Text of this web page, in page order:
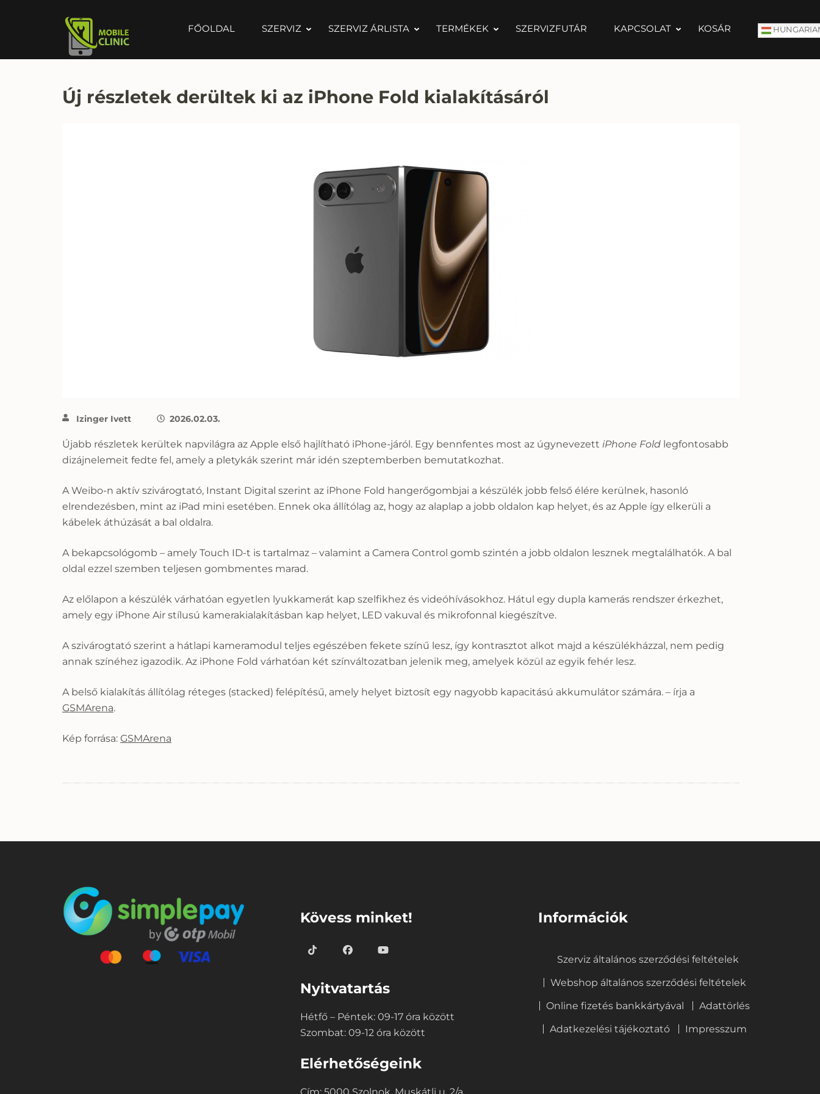
FŐOLDAL SZERVIZ SZERVIZ ÁRLISTA TERMÉKEK SZERVIZFUTÁR KAPCSOLAT KOSÁR
Új részletek derültek ki az iPhone Fold kialakításáról
Izinger Ivett 2026.02.03.
Újabb részletek kerültek napvilágra az Apple első hajlítható iPhone-járól. Egy bennfentes most az úgynevezett iPhone Fold legfontosabb
dizájnelemeit fedte fel, amely a pletykák szerint már idén szeptemberben bemutatkozhat.
A Weibo-n aktív szivárogtató, Instant Digital szerint az iPhone Fold hangerőgombjai a készülék jobb felső élére kerülnek, hasonló
elrendezésben, mint az iPad mini esetében. Ennek oka állítólag az, hogy az alaplap a jobb oldalon kap helyet, és az Apple így elkerüli a
kábelek áthúzását a bal oldalra.
A bekapcsológomb – amely Touch ID-t is tartalmaz – valamint a Camera Control gomb szintén a jobb oldalon lesznek megtalálhatók. A bal
oldal ezzel szemben teljesen gombmentes marad.
Az előlapon a készülék várhatóan egyetlen lyukkamerát kap szelfikhez és videóhívásokhoz. Hátul egy dupla kamerás rendszer érkezhet,
amely egy iPhone Air stílusú kamerakialakításban kap helyet, LED vakuval és mikrofonnal kiegészítve.
A szivárogtató szerint a hátlapi kameramodul teljes egészében fekete színű lesz, így kontrasztot alkot majd a készülékházzal, nem pedig
annak színéhez igazodik. Az iPhone Fold várhatóan két színváltozatban jelenik meg, amelyek közül az egyik fehér lesz.
A belső kialakítás állítólag réteges (stacked) felépítésű, amely helyet biztosít egy nagyobb kapacitású akkumulátor számára. – írja a
GSMArena.
Kép forrása: GSMArena
Kövess minket!
Nyitvatartás
Hétfő – Péntek: 09-17 óra között
Szombat: 09-12 óra között
Elérhetőségeink
Információk
Szerviz általános szerződési feltételek
Webshop általános szerződési feltételek
Online fizetés bankkártyával
Adattörlés
Adatkezelési tájékoztató
Impresszum